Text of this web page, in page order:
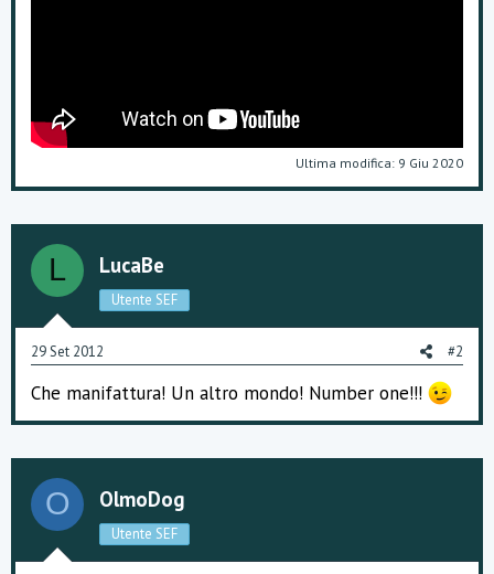
Ultima modifica: 9 Giu 2020
L LucaBe
Utente SEF
29 Set 2012 #2
Che manifattura! Un altro mondo! Number one!!!
O OlmoDog
Utente SEF